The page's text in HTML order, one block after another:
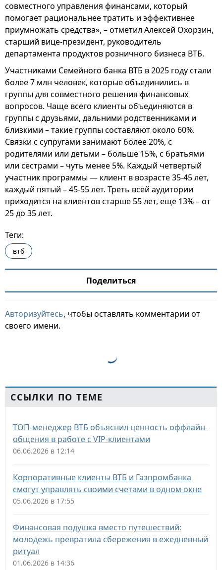
совместного управления финансами, который
помогает рациональнее тратить и эффективнее
приумножать средства», – отметил Алексей Охорзин,
старший вице-президент, руководитель
департамента продуктов розничного бизнеса ВТБ.
Участниками Семейного банка ВТБ в 2025 году стали
более 7 млн человек, которые объединились в
группы для совместного решения финансовых
вопросов. Чаще всего клиенты объединяются в
группы с друзьями, дальними родственниками и
близкими – такие группы составляют около 60%.
Связки с супругами занимают более 20%, с
родителями или детьми – больше 15%, с братьями
или сестрами – чуть менее 5%. Каждый четвертый
участник программы — клиент в возрасте 35-45 лет,
каждый пятый – 45-55 лет. Треть всей аудитории
приходится на клиентов старше 55 лет, еще 13% – от
25 до 35 лет.
Теги:
втб
Поделиться
Авторизуйтесь, чтобы оставлять комментарии от
своего имени.
ССЫЛКИ ПО ТЕМЕ
ТОП-менеджер ВТБ объяснил ценность оффлайн-
общения в работе с VIP-клиентами
06.06.2026 в 12:14
Корпоративные клиенты ВТБ и Газпромбанка
смогут управлять своими счетами в одном окне
05.06.2026 в 17:55
Финансовая подушка вместо путешествий:
молодежь превратила сбережения в ежедневный
ритуал
01.06.2026 в 14:36